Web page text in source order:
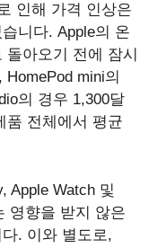
인해 가격 인상은
니다. Apple의 온
돌아오기 전에 잠시
mini의
의 경우 1,300달
품 전체에서 평균
Apple Watch 및
영향을 받지 않은
. 이와 별도로,